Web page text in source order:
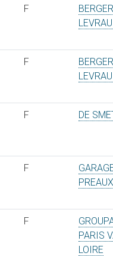
F
BERGER
F
BERGER
F DE
F
PREAUX
F
PARIS
LOIRE